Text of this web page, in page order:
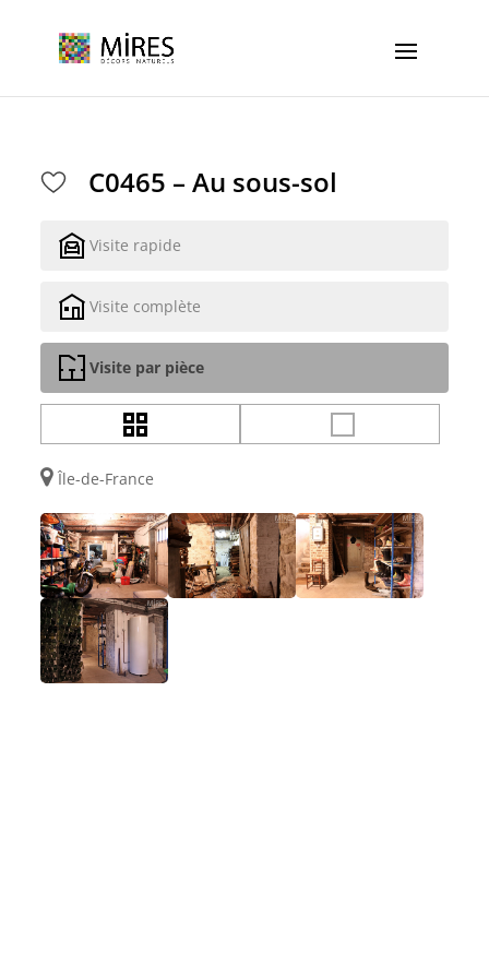
C0465 – Au sous-sol
Visite rapide
Visite complète
Visite par pièce
Île-de-France